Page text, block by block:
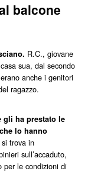
balcone
R.C., giovane
sua, dal secondo
anche i genitori
ragazzo.
gli ha prestato le
lo hanno
trova in
sull’accaduto,
per le condizioni di